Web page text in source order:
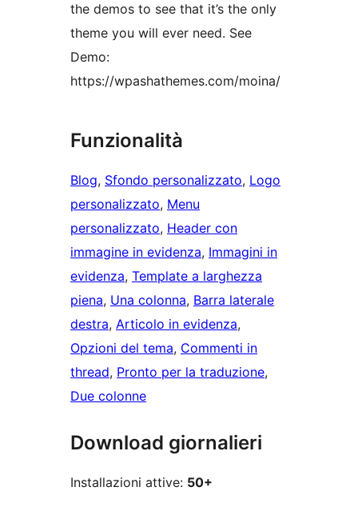
the demos to see that it’s the only
theme you will ever need. See
Demo:
https://wpashathemes.com/moina/
Funzionalità
Blog, Sfondo personalizzato, Logo
personalizzato, Menu
personalizzato, Header con
immagine in evidenza, Immagini in
evidenza, Template a larghezza
piena, Una colonna, Barra laterale
destra, Articolo in evidenza
Opzioni del tema, Commenti in
thread, Pronto per la traduzione
Due colonne
Download giornalieri
Installazioni attive: 50+